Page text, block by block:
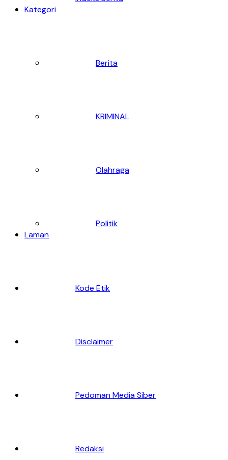
Kategori
Berita
KRIMINAL
Olahraga
Politik
Laman
Kode Etik
Disclaimer
Pedoman Media Siber
Redaksi